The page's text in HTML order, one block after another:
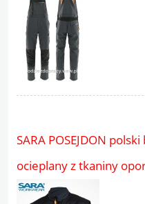
SARA POSEJDON
ocieplany z tkaniny